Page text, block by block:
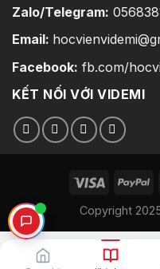
Zalo/Telegram:
Email:
Facebook: fb.com/
KẾT NỐI VỚI VIDEMI
Copyright